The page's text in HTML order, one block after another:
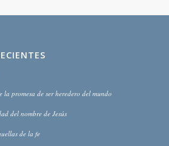
promesa de ser heredero del mundo
del nombre de Jesús
de la fe